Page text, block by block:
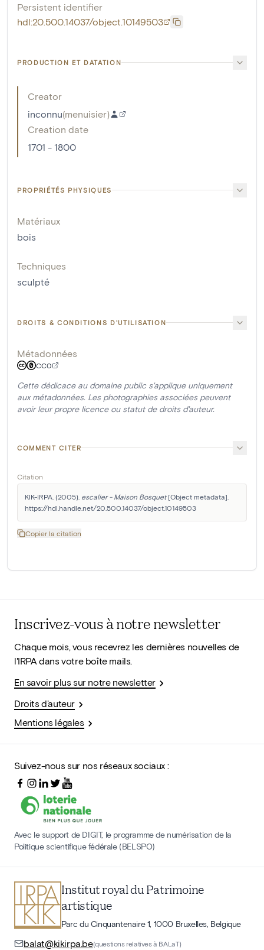
Persistent identifier
hdl:20.500.14037/object.10149503
PRODUCTION ET DATATION
Creator
inconnu(menuisier)
Creation date
1701 - 1800
PROPRIÉTÉS PHYSIQUES
Matériaux
bois
Techniques
sculpté
DROITS & CONDITIONS D'UTILISATION
Métadonnées
CC0
Cette dédicace au domaine public s'applique uniquement
aux métadonnées. Les photographies associées peuvent
avoir leur propre licence ou statut de droits d'auteur.
COMMENT CITER
Citation
KIK-IRPA. (2005). escalier - Maison Bosquet [Object metadata].
https://hdl.handle.net/20.500.14037/object.10149503
Copier la citation
Inscrivez-vous à notre newsletter
Chaque mois, vous recevrez les dernières nouvelles de
l'IRPA dans votre boîte mails.
En savoir plus sur notre newsletter
Droits d'auteur
Mentions légales
Suivez-nous sur nos réseaux sociaux :
Avec le support de DIGIT, le programme de numérisation de la
Politique scientifique fédérale (BELSPO)
Institut royal du Patrimoine
artistique
Parc du Cinquantenaire 1, 1000 Bruxelles, Belgique
balat@kikirpa.be(questions relatives à BALaT)